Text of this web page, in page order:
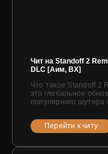
Чит на Standoff 2
DLC [Аим, ВХ]
Что такое Standoff 2
это глобальное
популярного шутера
Перейти к читу